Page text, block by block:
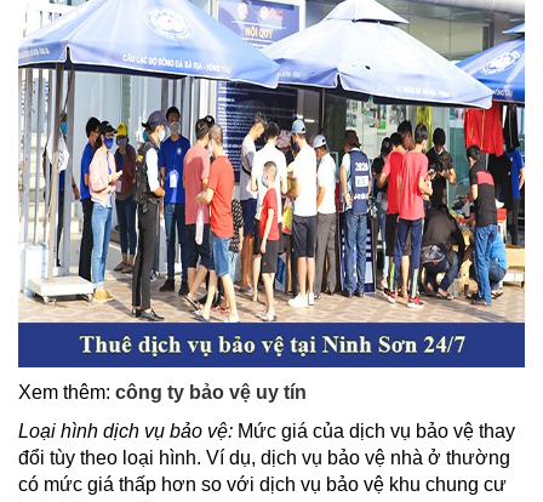
Xem thêm: công ty bảo vệ uy tín
Loại hình dịch vụ bảo vệ: Mức giá của dịch vụ bảo vệ thay
đổi tùy theo loại hình. Ví dụ, dịch vụ bảo vệ nhà ở thường
có mức giá thấp hơn so với dịch vụ bảo vệ khu chung cư